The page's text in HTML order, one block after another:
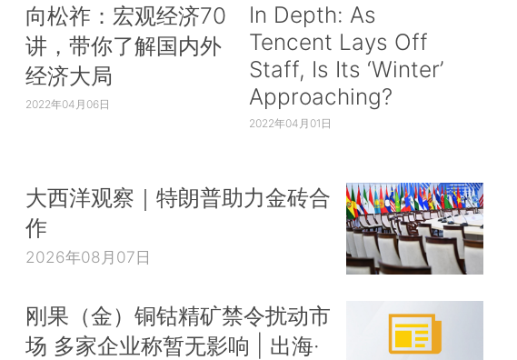
向松祚：宏观经济70
讲，带你了解国内外
经济大局
2022年04月06日
In Depth: As
Tencent Lays Off
Staff, Is Its ‘Winter’
Approaching?
2022年04月01日
大西洋观察｜特朗普助力金砖合
作
2026年08月07日
刚果（金）铜钴精矿禁令扰动市
场 多家企业称暂无影响 | 出海·